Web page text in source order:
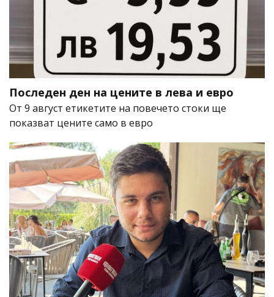
Последен ден на цените в лева и евро
От 9 август етикетите на повечето стоки ще
показват цените само в евро